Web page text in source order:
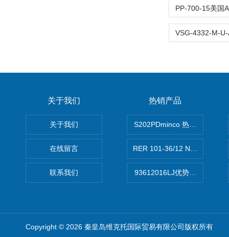
关于我们
关于我们
在线留言
联系我们
热销产品
S202PDminco 热电阻
RER 101-36/12 NHH离心
93612016LJ优势供应美国
Copyright © 2026 秦皇岛维克托国际贸易有限公司版权所有